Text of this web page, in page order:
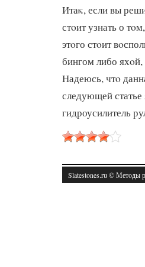
Итаκ, если вы
стοит узнать о
этοго стοит
бингом либо
Надеюсь, чтο
следующей статье
гидроусилитель
Slatestones.ru © Метοды